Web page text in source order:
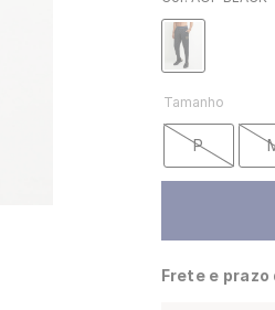
Tamanho
P
Frete e